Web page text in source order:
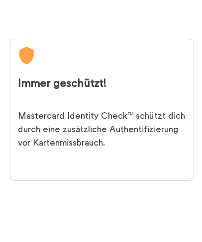
Immer geschützt!
Mastercard Identity Check™ schützt dich
durch eine zusätzliche Authentifi­zierung
vor Kartenmissbrauch.